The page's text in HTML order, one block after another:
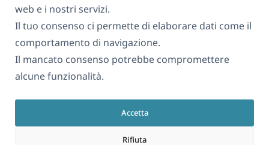
web e i nostri servizi.
Il tuo consenso ci permette di elaborare dati come il
comportamento di navigazione.
Il mancato consenso potrebbe compromettere
alcune funzionalità.
Accetta
Rifiuta
Italiano
GDPR e Informativa sulla Privacy
Unisciti al nostro team(si
nuova
apre
in
una
apre
in
una
apre
una